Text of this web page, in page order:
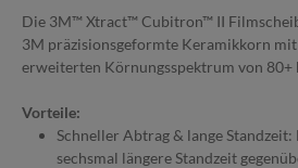
Die 3M™ Xtract™ Cubitron™ II
3M präzisionsgeformte Keramikkorn
erweiterten Körnungsspektrum von 80+
Vorteile:
Schneller Abtrag & lange
sechsmal längere Standzeit